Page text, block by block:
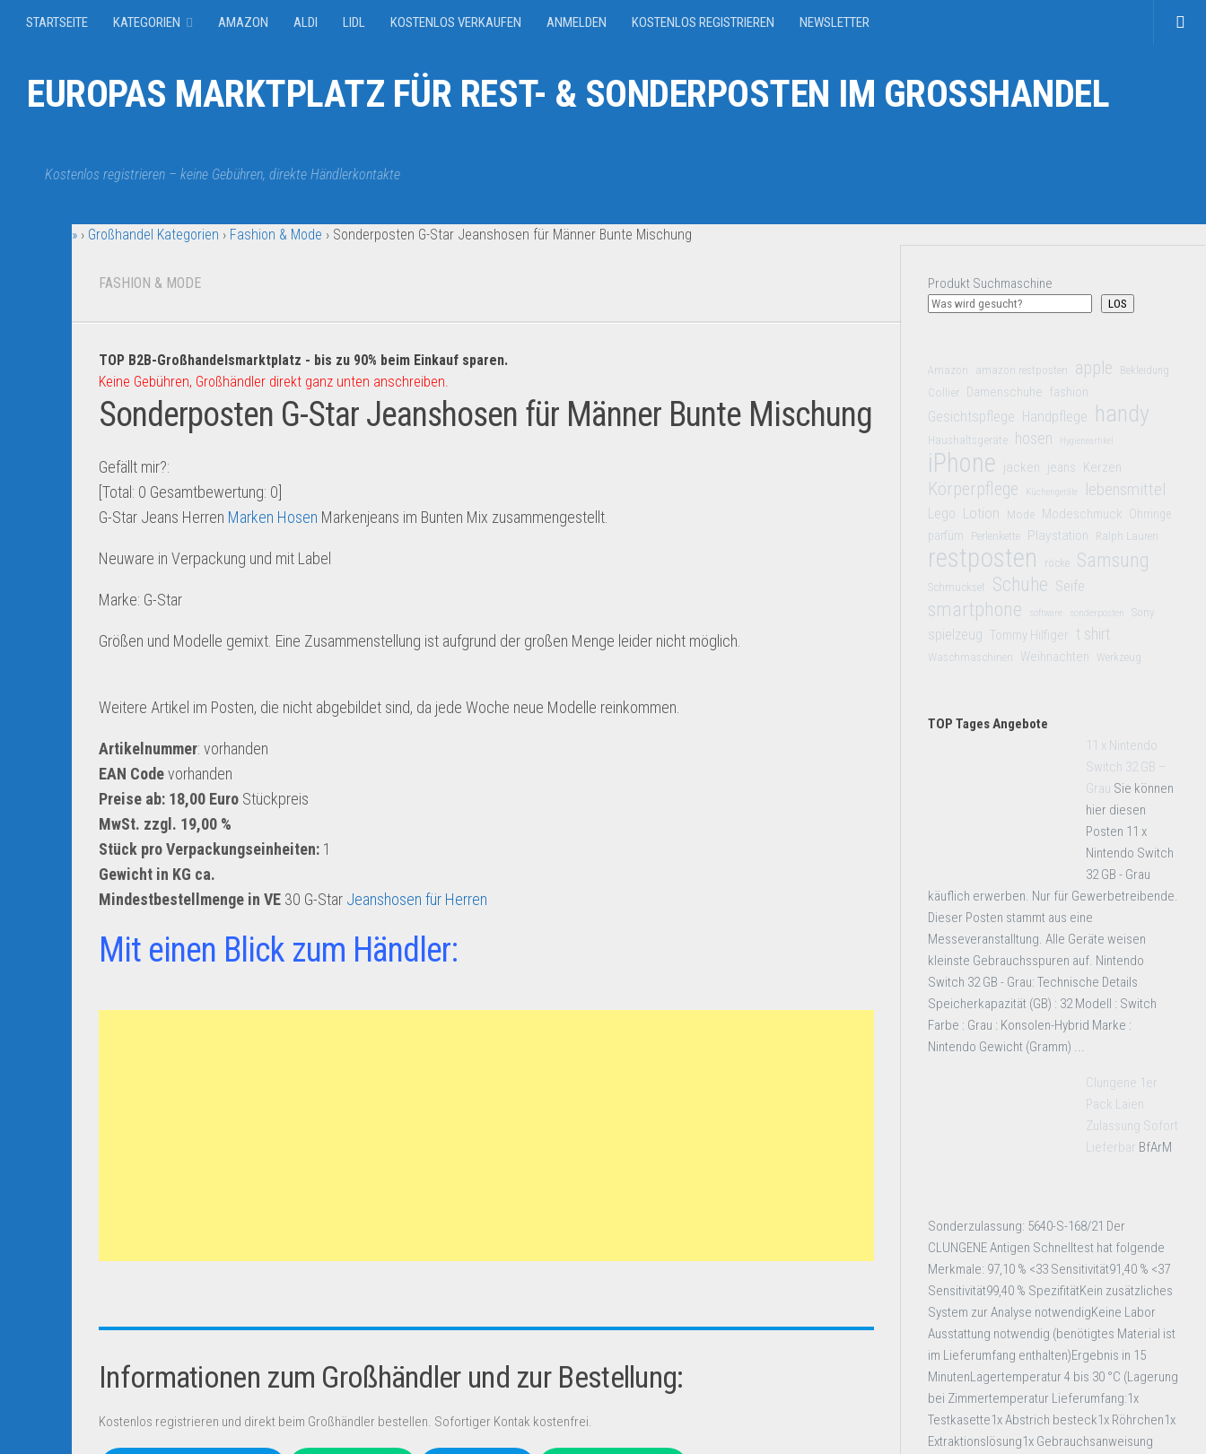
STARTSEITE KATEGORIEN AMAZON ALDI LIDL KOSTENLOS VERKAUFEN ANMELDEN KOSTENLOS REGISTRIEREN NEWSLETTER
EUROPAS MARKTPLATZ FÜR REST- & SONDERPOSTEN IM GROSSHANDEL
Kostenlos registrieren – keine Gebühren, direkte Händlerkontakte
» › Großhandel Kategorien › Fashion & Mode › Sonderposten G-Star Jeanshosen für Männer Bunte Mischung
FASHION & MODE
TOP B2B-Großhandelsmarktplatz - bis zu 90% beim Einkauf sparen.
Keine Gebühren, Großhändler direkt ganz unten anschreiben.
Sonderposten G-Star Jeanshosen für Männer Bunte Mischung
Gefällt mir?:
[Total: 0 Gesamtbewertung: 0
G-Star Jeans Herren Marken Hosen Markenjeans im Bunten Mix zusammengestellt.
Neuware in Verpackung und mit Label
Marke: G-Star
Größen und Modelle gemixt. Eine Zusammenstellung ist aufgrund der großen Menge leider nicht möglich.
Weitere Artikel im Posten, die nicht abgebildet sind, da jede Woche neue Modelle reinkommen.
Artikelnummer: vorhanden
EAN Codevorhanden
Preise ab: 18,00 Euro Stückpreis
MwSt. zzgl. 19,00 %
Stück pro Verpackungseinheiten: 1
Gewicht in KG ca.
Mindestbestellmenge in VE 30 G-Star Jeanshosen für Herren
Mit einen Blick zum Händler:
Informationen zum Großhändler und zur Bestellung:
Kostenlos registrieren und direkt beim Großhändler bestellen. Sofortiger Kontak kostenfrei.
Produkt Suchmaschine
LOS
Amazon amazon restposten apple Bekleidung
Collier Damenschuhe fashion
Gesichtspflege Handpflege handy
Haushaltsgeräte hosen Hygieneartikel
iPhone jacken jeans Kerzen
Körperpflege Küchengeräte lebensmittel
Lego Lotion Mode Modeschmuck Ohrringe
parfüm
Perlenkette Playstation Ralph Lauren
restposten röcke Samsung
Schmuckset Schuhe Seife
smartphone software sonderposten Sony
spielzeug Tommy Hilfiger t shirt
Waschmaschinen Weihnachten Werkzeug
TOP Tages Angebote
11 x Nintendo
Switch 32 GB –
Grau Sie können
hier diesen
Posten 11 x
Nintendo Switch
32 GB - Grau
käuflich erwerben. Nur für Gewerbetreibende.
Dieser Posten stammt aus eine
Messeveranstalltung. Alle Geräte weisen
kleinste Gebrauchsspuren auf. Nintendo
Switch 32 GB - Grau: Technische Details
Speicherkapazität (GB) : 32 Modell : Switch
Farbe : Grau : Konsolen-Hybrid Marke :
Nintendo Gewicht (Gramm) ...
Clungene 1er
Pack Laien
Zulassung Sofort
Lieferbar BfArM
Sonderzulassung: 5640-S-168/21 Der
CLUNGENE Antigen Schnelltest hat folgende
Merkmale: 97,10 % <33 Sensitivität91,40 % <37
Sensitivität99,40 % SpezifitätKein zusätzliches
System zur Analyse notwendigKeine Labor
Ausstattung notwendig (benötigtes Material ist
im Lieferumfang enthalten)Ergebnis in 15
MinutenLagertemperatur 4 bis 30 °C (Lagerung
bei Zimmertemperatur Lieferumfang:1x
Testkasette1x Abstrich besteck1x Röhrchen1x
Extraktionslösung1x Gebrauchsanweisung